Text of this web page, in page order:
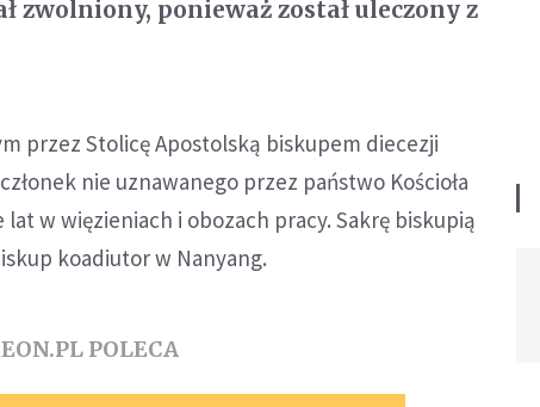
zwolniony, ponieważ został uleczony z
przez Stolicę Apostolską biskupem diecezji
nie uznawanego przez państwo Kościoła
w więzieniach i obozach pracy. Sakrę biskupią
koadiutor w Nanyang.
POLECA